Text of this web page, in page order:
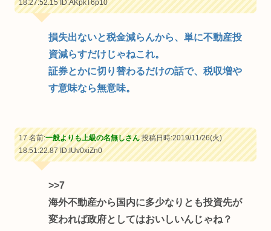
18:27:52.15ID:AKpkT6p10
損失出ないと税金減らんから、単に不動産投
資減らすだけじゃねこれ。
証券とかに切り替わるだけの話で、税収増や
す意味なら無意味。
17 名前:一般よりも上級の名無しさん投稿日時:2019/11/26(火)
18:51:22.87ID:IUv0xiZn0
>>7
海外不動産から国内に多少なりとも投資先が
変われば政府としてはおいしいんじゃね？